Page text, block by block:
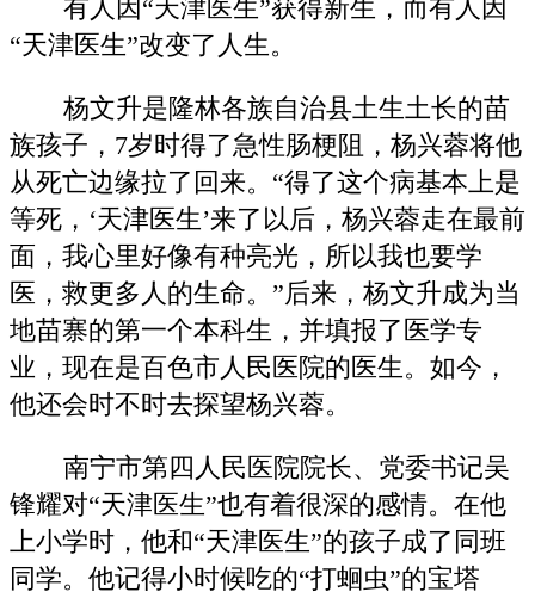
有人因“天津医生”获得新生，而有人因
“天津医生”改变了人生。
杨文升是隆林各族自治县土生土长的苗
族孩子，7岁时得了急性肠梗阻，杨兴蓉将他
从死亡边缘拉了回来。“得了这个病基本上是
等死，‘天津医生’来了以后，杨兴蓉走在最前
面，我心里好像有种亮光，所以我也要学
医，救更多人的生命。”后来，杨文升成为当
地苗寨的第一个本科生，并填报了医学专
业，现在是百色市人民医院的医生。如今，
他还会时不时去探望杨兴蓉。
南宁市第四人民医院院长、党委书记吴
锋耀对“天津医生”也有着很深的感情。在他
上小学时，他和“天津医生”的孩子成了同班
同学。他记得小时候吃的“打蛔虫”的宝塔